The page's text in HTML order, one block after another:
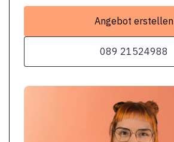
Angebot erstellen
089 21524988